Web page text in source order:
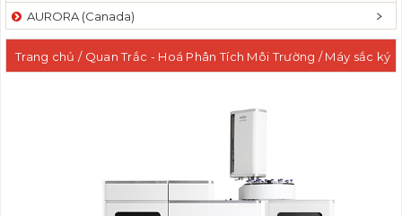
AURORA (Canada)
Trang chủ / Quan Trắc - Hoá Phân Tích Môi Trường /Máy sắc ký
thống sắc ký khí khối phổ 1 tứ cực GCMS (bơm chân không 01